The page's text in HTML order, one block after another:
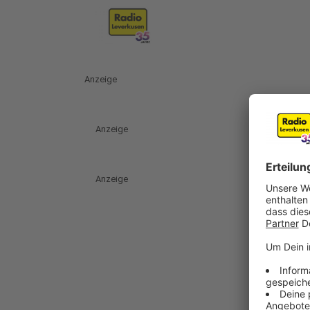
Anzeige
Anzeige
Anzeige